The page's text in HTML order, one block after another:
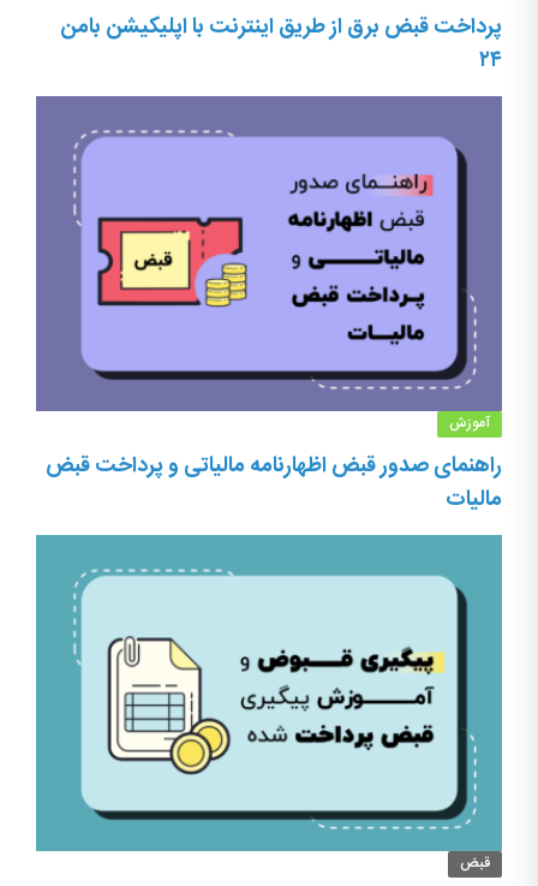
پرداخت قبض برق از طریق اینترنت با اپلیکیشن بامن
۲۴
آموزش
راهنمای صدور قبض اظهارنامه مالیاتی و پرداخت قبض
مالیات
قبض